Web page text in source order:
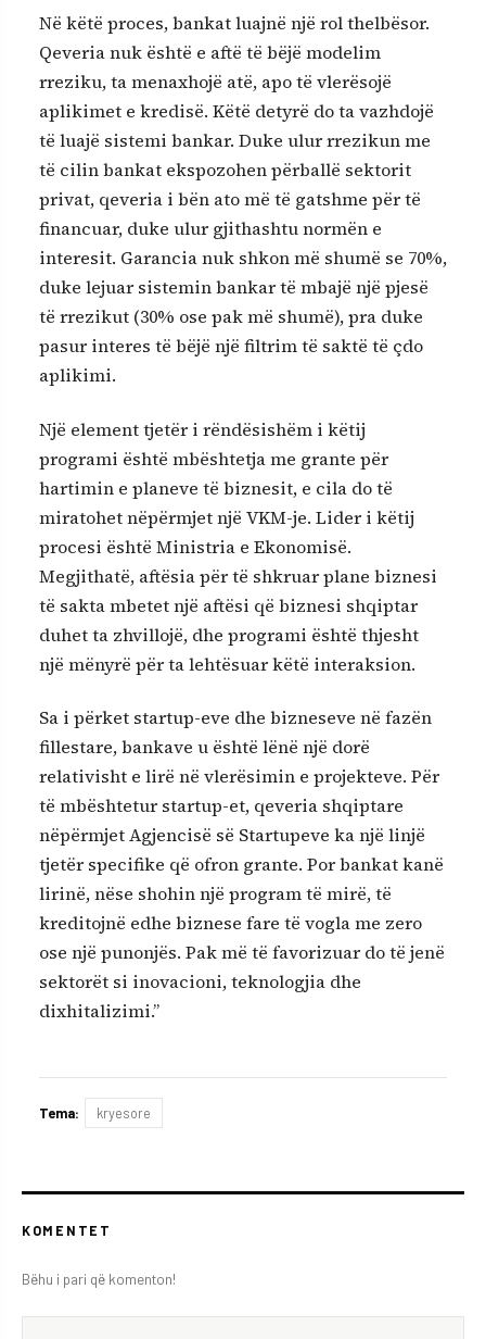
Në këtë proces, bankat luajnë një rol thelbësor.
Qeveria nuk është e aftë të bëjë modelim
rreziku, ta menaxhojë atë, apo të vlerësojë
aplikimet e kredisë. Këtë detyrë do ta vazhdojë
të luajë sistemi bankar. Duke ulur rrezikun me
të cilin bankat ekspozohen përballë sektorit
privat, qeveria i bën ato më të gatshme për të
financuar, duke ulur gjithashtu normën e
interesit. Garancia nuk shkon më shumë se 70%,
duke lejuar sistemin bankar të mbajë një pjesë
të rrezikut (30% ose pak më shumë), pra duke
pasur interes të bëjë një filtrim të saktë të çdo
aplikimi.
Një element tjetër i rëndësishëm i këtij
programi është mbështetja me grante për
hartimin e planeve të biznesit, e cila do të
miratohet nëpërmjet një VKM-je. Lider i këtij
procesi është Ministria e Ekonomisë.
Megjithatë, aftësia për të shkruar plane biznesi
të sakta mbetet një aftësi që biznesi shqiptar
duhet ta zhvillojë, dhe programi është thjesht
një mënyrë për ta lehtësuar këtë interaksion.
Sa i përket startup-eve dhe bizneseve në fazën
fillestare, bankave u është lënë një dorë
relativisht e lirë në vlerësimin e projekteve. Për
të mbështetur startup-et, qeveria shqiptare
nëpërmjet Agjencisë së Startupeve ka një linjë
tjetër specifike që ofron grante. Por bankat kanë
lirinë, nëse shohin një program të mirë, të
kreditojnë edhe biznese fare të vogla me zero
ose një punonjës. Pak më të favorizuar do të jenë
sektorët si inovacioni, teknologjia dhe
dixhitalizimi.”
Tema: kryesore
KOMENTET
Bëhu i pari që komenton!